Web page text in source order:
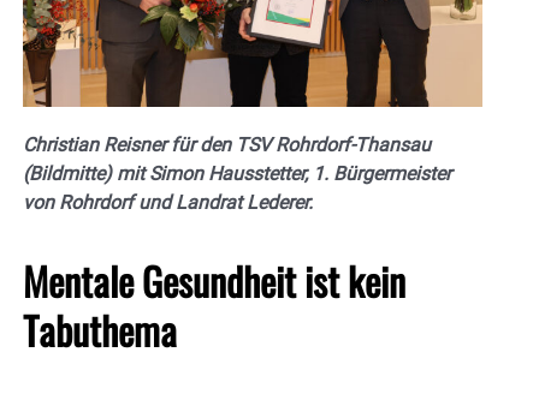
Christian Reisner für den TSV Rohrdorf-Thansau
(Bildmitte) mit Simon Hausstetter, 1. Bürgermeister
von Rohrdorf und Landrat Lederer.
Mentale Gesundheit ist kein
Tabuthema